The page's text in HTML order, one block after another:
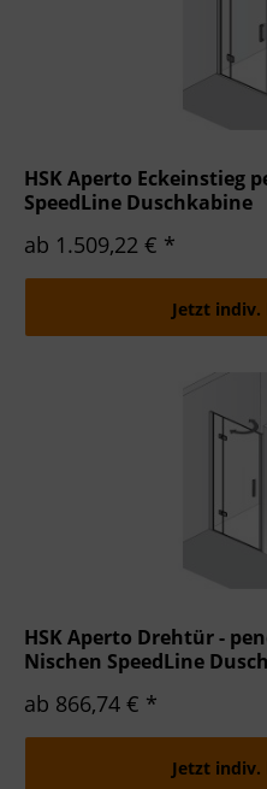
HSK Aperto Eckeinstieg
SpeedLine Duschkabine
ab 1.509,22 € *
Jetzt
HSK Aperto Drehtür -
Nischen SpeedLine
ab 866,74 € *
Jetzt